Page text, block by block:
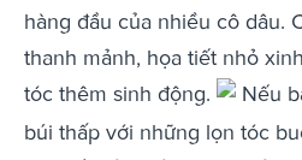
hàng đầu của nhiều cô dâu.
thanh mảnh, họa tiết nhỏ
tóc thêm sinh động.
Nếu
búi thấp với những lọn tóc